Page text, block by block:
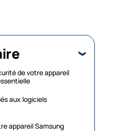
de votre appareil
aux logiciels
appareil Samsung